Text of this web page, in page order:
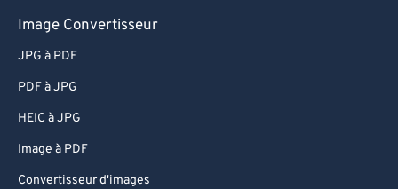
Image Convertisseur
JPG à PDF
PDF à JPG
HEIC à JPG
Image à PDF
Convertisseur d'images